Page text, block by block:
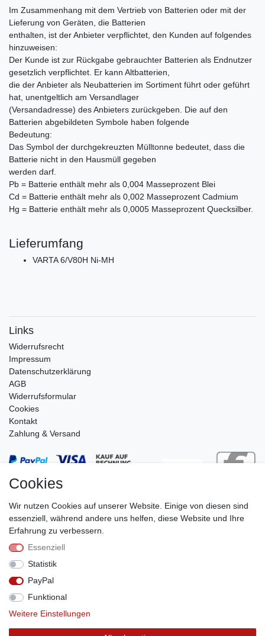
Im Zusammenhang mit dem Vertrieb von Batterien oder mit der
Lieferung von Geräten, die Batterien
enthalten, ist der Anbieter verpflichtet, den Kunden auf folgendes
hinzuweisen:
Der Kunde ist zur Rückgabe gebrauchter Batterien als Endnutzer
gesetzlich verpflichtet. Er kann Altbatterien,
die der Anbieter als Neubatterien im Sortiment führt oder geführt
hat, unentgeltlich am Versandlager
(Versandadresse) des Anbieters zurückgeben. Die auf den
Batterien abgebildeten Symbole haben folgende
Bedeutung:
Das Symbol der durchgekreuzten Mülltonne bedeutet, dass die
Batterie nicht in den Hausmüll gegeben
werden darf.
Pb = Batterie enthält mehr als 0,004 Masseprozent Blei
Cd = Batterie enthält mehr als 0,002 Masseprozent Cadmium
Hg = Batterie enthält mehr als 0,0005 Masseprozent Quecksilber.
Lieferumfang
VARTA 6/V80H Ni-MH
Links
Widerrufs­recht
Impressum
Daten­schutz­erklärung
AGB
Widerrufsformular
Cookies
Kontakt
Zahlung & Versand
Stephan Roth GmbH
Cookies
Wir nutzen Cookies auf unserer Website. Einige von diesen sind
essenziell, während andere uns helfen, diese Website und Ihre
Erfahrung zu verbessern.
Essenziell
Statistik
PayPal
Funktional
Weitere Einstellungen